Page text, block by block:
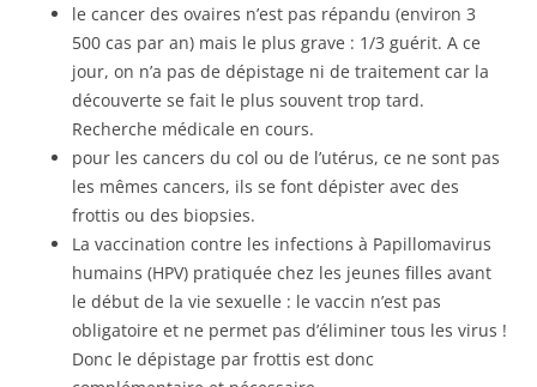
le cancer des ovaires n’est pas répandu (environ 3
500 cas par an) mais le plus grave : 1/3 guérit. A ce
jour, on n’a pas de dépistage ni de traitement car la
découverte se fait le plus souvent trop tard.
Recherche médicale en cours.
pour les cancers du col ou de l’utérus, ce ne sont pas
les mêmes cancers, ils se font dépister avec des
frottis ou des biopsies.
La vaccination contre les infections à Papillomavirus
humains (HPV) pratiquée chez les jeunes filles avant
le début de la vie sexuelle : le vaccin n’est pas
obligatoire et ne permet pas d’éliminer tous les virus !
Donc le dépistage par frottis est donc